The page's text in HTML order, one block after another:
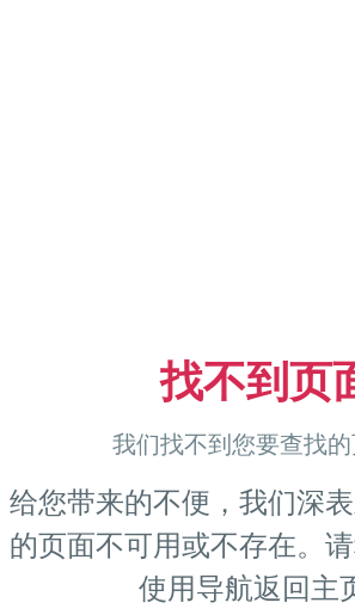
找不到页
我们找不到您要查找的
给您带来的不便，我们深
的页面不可用或不存在。
使用导航返回主